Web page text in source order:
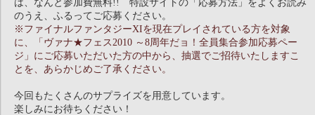
は、なんと参加費無料!! 特設サイトの「応募方法」をよくお読み
のうえ、ふるってご応募ください。
※ファイナルファンタジーXIを現在プレイされている方を対象
に、「ヴァナ★フェス2010 ～8周年だョ！全員集合参加応募ペー
ジ」にご応募いただいた方の中から、抽選でご招待いたしますこ
とを、あらかじめご了承ください。
今回もたくさんのサプライズを用意しています。
楽しみにお待ちください！